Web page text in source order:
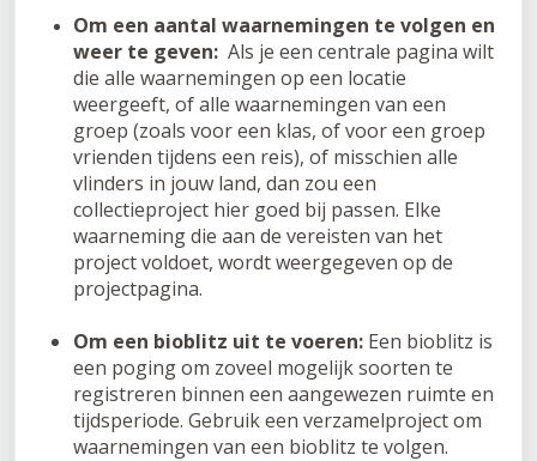
Om een aantal waarnemingen te volgen en
weer te geven: Als je een centrale pagina wilt
die alle waarnemingen op een locatie
weergeeft, of alle waarnemingen van een
groep (zoals voor een klas, of voor een groep
vrienden tijdens een reis), of misschien alle
vlinders in jouw land, dan zou een
collectieproject hier goed bij passen. Elke
waarneming die aan de vereisten van het
project voldoet, wordt weergegeven op de
projectpagina.
Om een bioblitz uit te voeren: Een bioblitz is
een poging om zoveel mogelijk soorten te
registreren binnen een aangewezen ruimte en
tijdsperiode. Gebruik een verzamelproject om
waarnemingen van een bioblitz te volgen.